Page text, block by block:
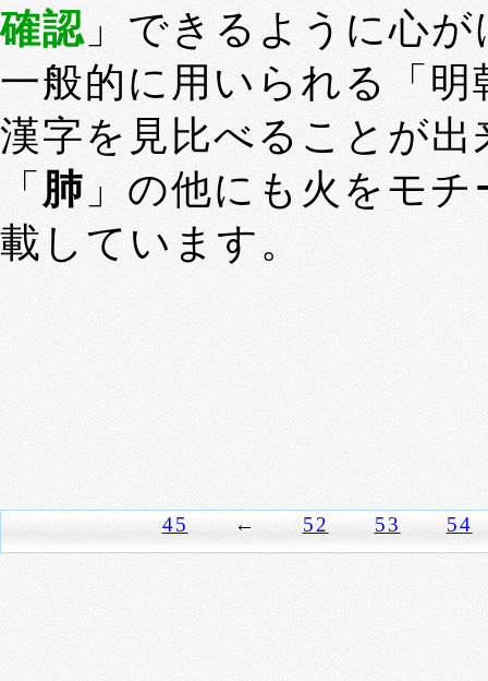
確認 」できるように心
一般的に用いられる「
漢字を見比べることが出
「 肺 」の他にも火をモ
載しています。
45 ← 52 53 54